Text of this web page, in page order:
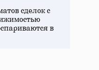
сделок с
в